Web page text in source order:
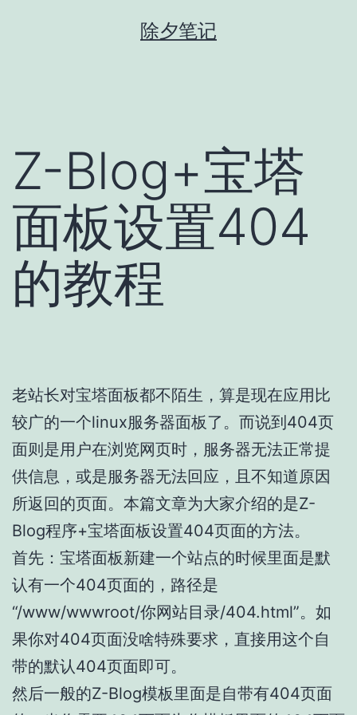
除夕笔记
Z-Blog+宝塔
面板设置404
的教程
老站长对宝塔面板都不陌生，算是现在应用比
较广的一个linux服务器面板了。而说到404页
面则是用户在浏览网页时，服务器无法正常提
供信息，或是服务器无法回应，且不知道原因
所返回的页面。本篇文章为大家介绍的是Z-
Blog程序+宝塔面板设置404页面的方法。
首先：宝塔面板新建一个站点的时候里面是默
认有一个404页面的，路径是
“/www/wwwroot/你网站目录/404.html”。如
果你对404页面没啥特殊要求，直接用这个自
带的默认404页面即可。
然后一般的Z-Blog模板里面是自带有404页面